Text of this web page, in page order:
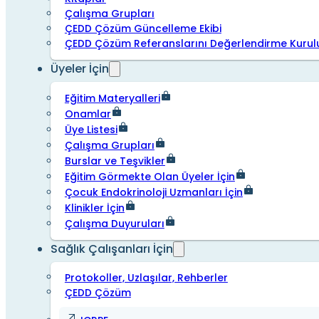
Çalışma Grupları
ÇEDD Çözüm Güncelleme Ekibi
ÇEDD Çözüm Referanslarını Değerlendirme
Üyeler İçin
Eğitim Materyalleri
Onamlar
Üye Listesi
Çalışma Grupları
Burslar ve Teşvikler
Eğitim Görmekte Olan Üyeler İçin
Çocuk Endokrinoloji Uzmanları İçin
Klinikler İçin
Çalışma Duyuruları
Sağlık Çalışanları İçin
Protokoller, Uzlaşılar, Rehberler
ÇEDD Çözüm